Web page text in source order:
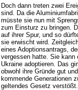
Doch dann treten zwei
sind. Da die
müsste sie nun mit
zum Einsturz zu bringen.
auf ihrer Spur, und so
sie erwischt wird.
eines Adoptionsantrags,
vergessen hatte. Sie kann
Ukraine adoptieren. Das
obwohl ihre Gründe gut
kommende Generationen
geltendes Gesetz